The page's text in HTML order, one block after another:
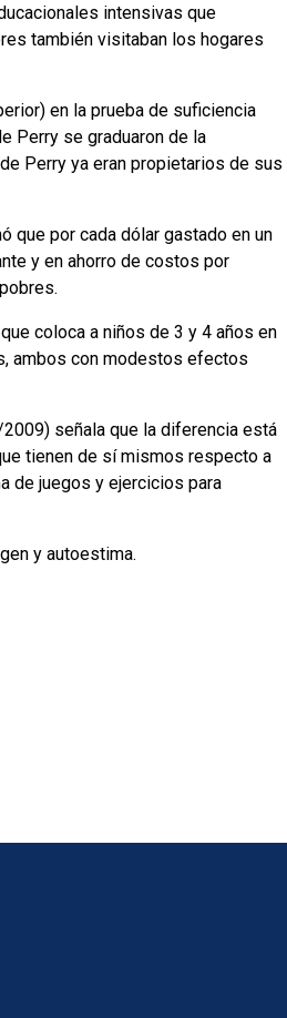
intensivas que
también visitaban los hogares
en la prueba de suficiencia
Perry se graduaron de la
Perry ya eran propietarios de sus
que por cada dólar gastado en un
y en ahorro de costos por
coloca a niños de 3 y 4 años en
ambos con modestos efectos
señala que la diferencia está
tienen de sí mismos respecto a
de juegos y ejercicios para
y autoestima.